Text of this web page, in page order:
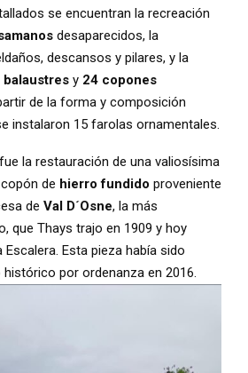
se encuentran la recreación
desaparecidos, la
descansos y pilares, y la
balaustres y 24 copones
de la forma y composición
instalaron 15 farolas ornamentales.
la restauración de una valiosísima
de hierro fundido proveniente
de Val D´Osne, la más
que Thays trajo en 1909 y hoy
Esta pieza había sido
por ordenanza en 2016.